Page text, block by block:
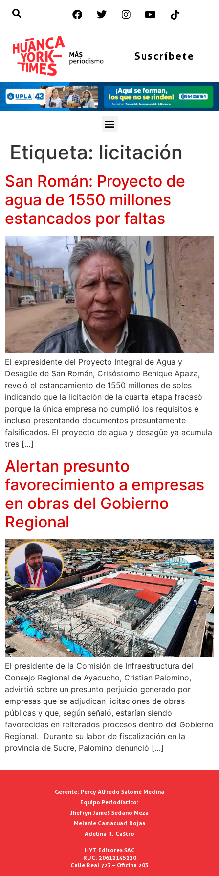
Suscríbete
Etiqueta: licitación
San Román: Proyecto de
agua de 1550 millones
estancados por faltas
El expresidente del Proyecto Integral de Agua y
Desagüe de San Román, Crisóstomo Benique Apaza,
reveló el estancamiento de 1550 millones de soles
indicando que la licitación de la cuarta etapa fracasó
porque la única empresa no cumplió los requisitos e
incluso presentando documentos presuntamente
falsificados. El proyecto de agua y desagüe ya acumula
tres […]
Alertan presunto
favorecimiento a empresas
en obras del Gobierno
Regional
El presidente de la Comisión de Infraestructura del
Consejo Regional de Ayacucho, Cristian Palomino,
advirtió sobre un presunto perjuicio generado por
empresas que se adjudican licitaciones de obras
públicas y que, según señaló, estarían siendo
favorecidas en reiterados procesos dentro del Gobierno
Regional. Durante su labor de fiscalización en la
provincia de Sucre, Palomino denunció […]
Gerente: Percy Alfredo Salomé Medina
Equipo Periodístico:
Jhefryn James Sedano Meza
Melanie Camacuari Rojas
Adelina R. Castro
HYT Editores SAC
RUC: 20612145220
Calle Real 723 – Oficina 203